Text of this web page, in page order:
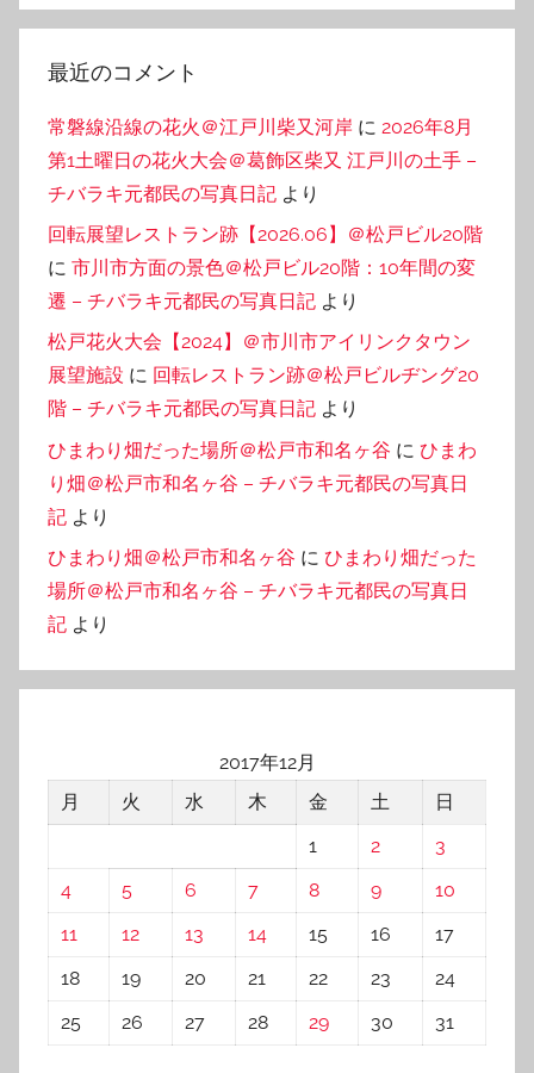
最近のコメント
常磐線沿線の花火＠江戸川柴又河岸 に 2026年8月
第1土曜日の花火大会＠葛飾区柴又 江戸川の土手 –
チバラキ元都民の写真日記 より
回転展望レストラン跡【2026.06】＠松戸ビル20階
に 市川市方面の景色＠松戸ビル20階：10年間の変
遷 – チバラキ元都民の写真日記 より
松戸花火大会【2024】＠市川市アイリンクタウン
展望施設 に 回転レストラン跡＠松戸ビルヂング20
階 – チバラキ元都民の写真日記 より
ひまわり畑だった場所＠松戸市和名ヶ谷 に ひまわ
り畑＠松戸市和名ヶ谷 – チバラキ元都民の写真日
記 より
ひまわり畑＠松戸市和名ヶ谷 に ひまわり畑だった
場所＠松戸市和名ヶ谷 – チバラキ元都民の写真日
記 より
2017年12月
月
火 水 木 金 土
日
1
2
3
4
5 6 7 8 9
10
11
12 13 14 15 16
17
18
19 20 21 22 23
24
25
26 27 28 29 30 31